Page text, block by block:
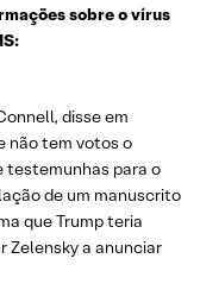
sobre o vírus
disse em
não tem votos o
testemunhas para o
de um manuscrito
que Trump teria
Zelensky a anunciar